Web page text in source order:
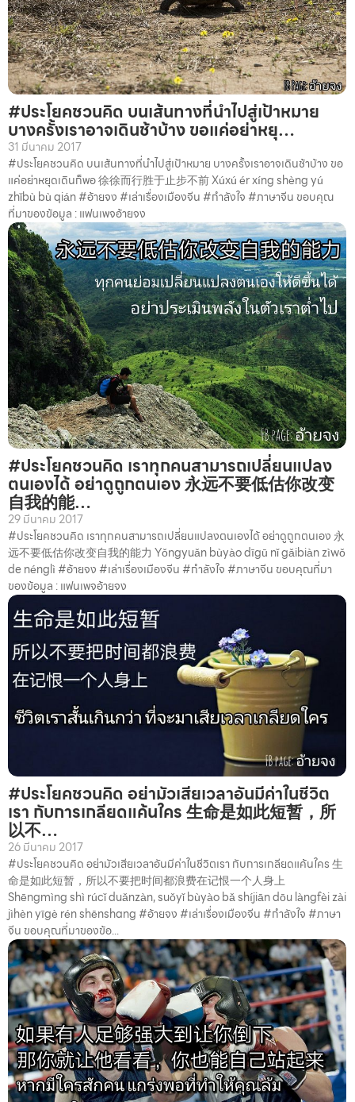
#ประโยคชวนคิด บนเส้นทางที่นำไปสู่เป้าหมาย
บางครั้งเราอาจเดินช้าบ้าง ขอแค่อย่าหยุ…
31 มีนาคม 2017
#ประโยคชวนคิด บนเส้นทางที่นำไปสู่เป้าหมาย บางครั้งเราอาจเดินช้าบ้าง ขอ
แค่อย่าหยุดเดินก็พอ 徐徐而行胜于止步不前 Xúxú ér xíng shèng yú
zhǐbù bù qián #อ้ายจง #เล่าเรื่องเมืองจีน #กำลังใจ #ภาษาจีน ขอบคุณ
ที่มาของข้อมูล : แฟนเพจอ้ายจง
#ประโยคชวนคิด เราทุกคนสามารถเปลี่ยนแปลง
ตนเองได้ อย่าดูถูกตนเอง 永远不要低估你改变
自我的能…
29 มีนาคม 2017
#ประโยคชวนคิด เราทุกคนสามารถเปลี่ยนแปลงตนเองได้ อย่าดูถูกตนเอง 永
远不要低估你改变自我的能力 Yǒngyuǎn bùyào dīgū nǐ gǎibiàn zìwǒ
de nénglì #อ้ายจง #เล่าเรื่องเมืองจีน #กำลังใจ #ภาษาจีน ขอบคุณที่มา
ของข้อมูล : แฟนเพจอ้ายจง
#ประโยคชวนคิด อย่ามัวเสียเวลาอันมีค่าในชีวิต
เรา กับการเกลียดแค้นใคร 生命是如此短暂，所
以不…
26 มีนาคม 2017
#ประโยคชวนคิด อย่ามัวเสียเวลาอันมีค่าในชีวิตเรา กับการเกลียดแค้นใคร 生
命是如此短暂，所以不要把时间都浪费在记恨一个人身上
Shēngmìng shì rúcǐ duǎnzàn, suǒyǐ bùyào bǎ shíjiān dōu làngfèi zài
jìhèn yīgè rén shēnshang #อ้ายจง #เล่าเรื่องเมืองจีน #กำลังใจ #ภาษา
จีน ขอบคุณที่มาของข้อ...